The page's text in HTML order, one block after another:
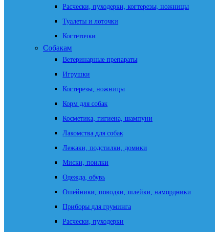
Расчески, пуходерки, когтерезы, ножницы
Туалеты и лоточки
Когтеточки
Собакам
Ветеринарные препараты
Игрушки
Когтерезы, ножницы
Корм для собак
Косметика, гигиена, шампуни
Лакомства для собак
Лежаки, подстилки, домики
Миски, поилки
Одежда, обувь
Ошейники, поводки, шлейки, намордники
Приборы для груминга
Расчески, пуходерки